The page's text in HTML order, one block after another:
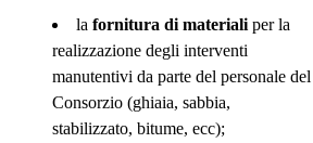
la fornitura di materiali per la
realizzazione degli interventi
manutentivi da parte del personale del
Consorzio (ghiaia, sabbia,
stabilizzato, bitume, ecc);